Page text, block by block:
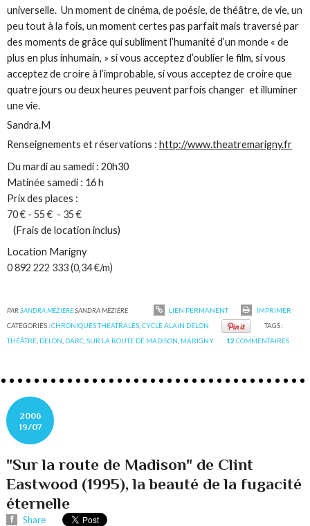
universelle. Un moment de cinéma, de poésie, de théâtre, de vie, un
peu tout à la fois, un moment certes pas parfait mais traversé par
des moments de grâce qui subliment l’humanité d’un monde « de
plus en plus inhumain, » si vous acceptez d’oublier le film, si vous
acceptez de croire à l’improbable, si vous acceptez de croire que
quatre jours ou deux heures peuvent parfois changer et illuminer
une vie.
Sandra.M
Renseignements et réservations :http://www.theatremarigny.fr
Du mardi au samedi : 20h30
Matinée samedi : 16 h
Prix des places :
70 € - 55 € - 35 €
(Frais de location inclus)
Location Marigny
0 892 222 333 (0,34 €/m)
PARSANDRA MÉZIÈRESANDRA MÉZIÈRE LIEN PERMANENT
IMPRIMER
CATÉGORIES :CHRONIQUES THEATRALES ,CYCLE ALAIN DELON
TAGS :
THÉÂTRE DELON DARC ,SUR LA ROUTE DE MADISON MARIGNY 12 COMMENTAIRES
2006
19/07
"Sur la route de Madison" de Clint
Eastwood (1995), la beauté de la fugacité
éternelle
Share